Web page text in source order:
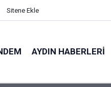
Sitene Ekle
AYDIN HABERLERI